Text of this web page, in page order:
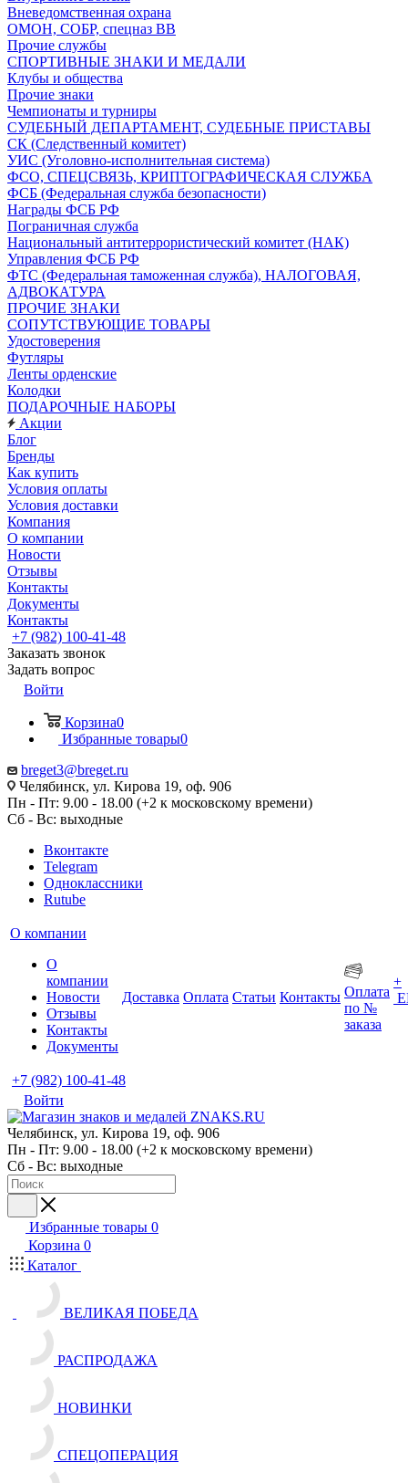
Вневедомственная охрана
ОМОН, СОБР, спецназ ВВ
Прочие службы
СПОРТИВНЫЕ ЗНАКИ И МЕДАЛИ
Клубы и общества
Прочие знаки
Чемпионаты и турниры
СУДЕБНЫЙ ДЕПАРТАМЕНТ, СУДЕБНЫЕ ПРИСТАВЫ
СК (Следственный комитет)
УИС (Уголовно-исполнительная система)
ФСО, СПЕЦСВЯЗЬ, КРИПТОГРАФИЧЕСКАЯ СЛУЖБА
ФСБ (Федеральная служба безопасности)
Награды ФСБ РФ
Пограничная служба
Национальный антитеррористический комитет (НАК)
Управления ФСБ РФ
ФТС (Федеральная таможенная служба), НАЛОГОВАЯ,
АДВОКАТУРА
ПРОЧИЕ ЗНАКИ
СОПУТСТВУЮЩИЕ ТОВАРЫ
Удостоверения
Футляры
Ленты орденские
Колодки
ПОДАРОЧНЫЕ НАБОРЫ
Акции
Блог
Бренды
Как купить
Условия оплаты
Условия доставки
Компания
О компании
Новости
Отзывы
Контакты
Документы
Контакты
+7 (982) 100-41-48
Заказать звонок
Задать вопрос
Войти
Корзина0
Избранные товары0
breget3@breget.ru
Челябинск, ул. Кирова 19, оф. 906
Пн - Пт: 9.00 - 18.00 (+2 к московскому времени)
Сб - Вс: выходные
Вконтакте
Telegram
Одноклассники
Rutube
О компании
О
компании
Новости
Отзывы
Контакты
Документы
Доставка Оплата Статьи Контакты Оплата
по №
заказа
+
+7 (982) 100-41-48
Войти
Челябинск, ул. Кирова 19, оф. 906
Пн - Пт: 9.00 - 18.00 (+2 к московскому времени)
Сб - Вс: выходные
Избранные товары 0
Корзина 0
Каталог
ВЕЛИКАЯ ПОБЕДА
РАСПРОДАЖА
НОВИНКИ
СПЕЦОПЕРАЦИЯ